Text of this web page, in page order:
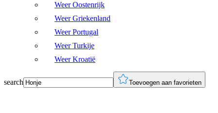
Weer Oostenrijk
Weer Griekenland
Weer Portugal
Weer Turkije
Weer Kroatië
search Toevoegen aan favorieten